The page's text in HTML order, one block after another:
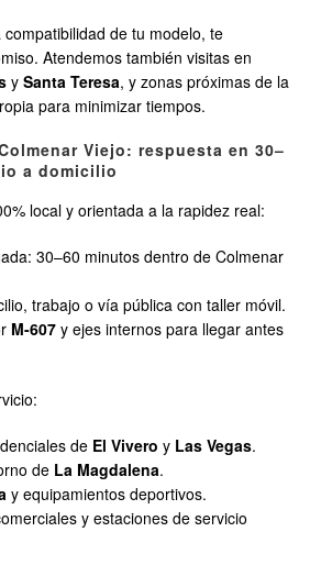
de tu modelo, te
Atendemos también visitas en
y Santa Teresa, y zonas próximas de la
para minimizar tiempos.
Viejo: respuesta en 30–
a domicilio
local y orientada a la rapidez real:
30–60 minutos dentro de Colmenar
trabajo o vía pública con taller móvil.
M-607 y ejes internos para llegar antes
de El Vivero y Las Vegas.
de La Magdalena.
y equipamientos deportivos.
y estaciones de servicio